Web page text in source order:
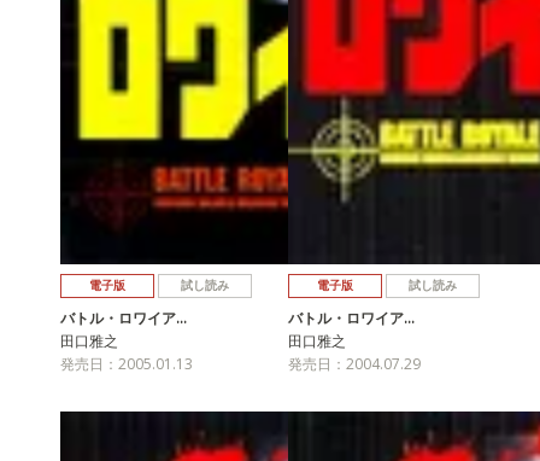
電子版 試し読み
バトル・ロワイア…
田口雅之
発売日：2005.01.13
電子版 試し読み
バトル・ロワイア…
田口雅之
発売日：2004.07.29